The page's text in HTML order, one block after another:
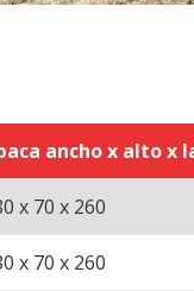
ancho x alto x
x 70 x 260
x 70 x 260